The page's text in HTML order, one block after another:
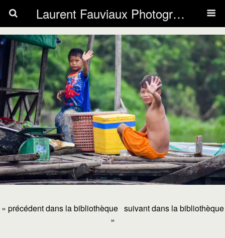
Laurent Fauviaux Photography
« précédent dans la bibliothèque suivant dans la bibliothèque
»